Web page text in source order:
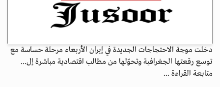
دخلت موجة الاحتجاجات الجديدة في إيران الأربعاء مرحلة حساسة مع
توسع رقعتها الجغرافية وتحوّلها من مطالب اقتصادية مباشرة إل...
متابعة القراءة ...